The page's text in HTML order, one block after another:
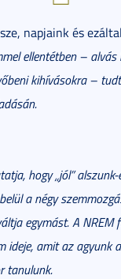
napjaink és
ellentétben –
kihívásokra –
hogy „jól”
a négy
egymást. A
ideje, amit az agyunk
tanulunk.